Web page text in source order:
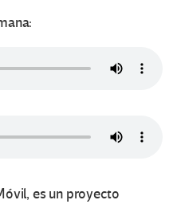
es un proyecto